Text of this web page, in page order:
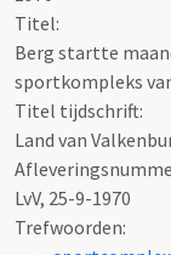
Titel:
Berg startte
sportkompleks
Titel tijdschrift:
Land van
LvV, 25-9-1970
Trefwoorden: